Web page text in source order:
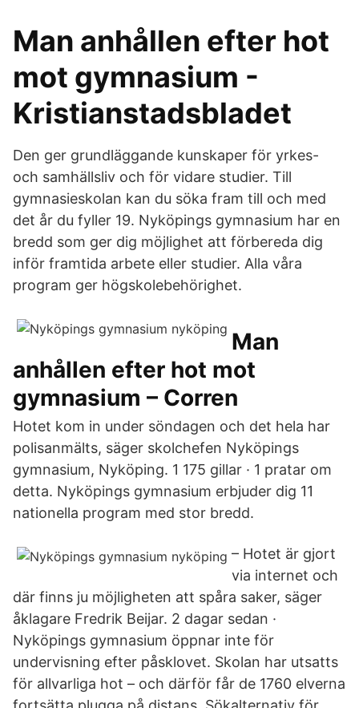
Man anhållen efter hot
mot gymnasium -
Kristianstadsbladet
Den ger grundläggande kunskaper för yrkes-
och samhällsliv och för vidare studier. Till
gymnasieskolan kan du söka fram till och med
det år du fyller 19. Nyköpings gymnasium har en
bredd som ger dig möjlighet att förbereda dig
inför framtida arbete eller studier. Alla våra
program ger högskolebehörighet.
Man
anhållen efter hot mot
gymnasium – Corren
Hotet kom in under söndagen och det hela har
polisanmälts, säger skolchefen Nyköpings
gymnasium, Nyköping. 1 175 gillar · 1 pratar om
detta. Nyköpings gymnasium erbjuder dig 11
nationella program med stor bredd.
– Hotet är gjort
via internet och
där finns ju möjligheten att spåra saker, säger
åklagare Fredrik Beijar. 2 dagar sedan ·
Nyköpings gymnasium öppnar inte för
undervisning efter påsklovet. Skolan har utsatts
för allvarliga hot – och därför får de 1760 elverna